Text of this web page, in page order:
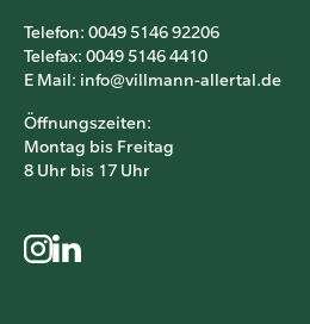
Telefon: 0049 5146 92206
Telefax: 0049 5146 4410
E Mail: info@villmann-allertal.de
Öffnungszeiten:
Montag bis Freitag
8 Uhr bis 17 Uhr